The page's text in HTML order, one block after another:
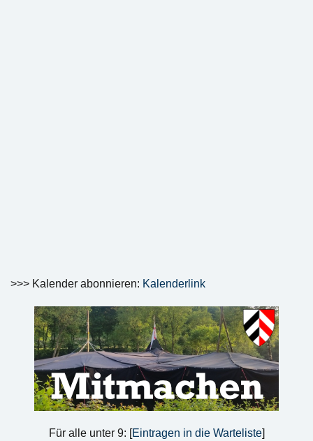
>>> Kalender abonnieren: Kalenderlink
Für alle unter 9: [Eintragen in die Warteliste]